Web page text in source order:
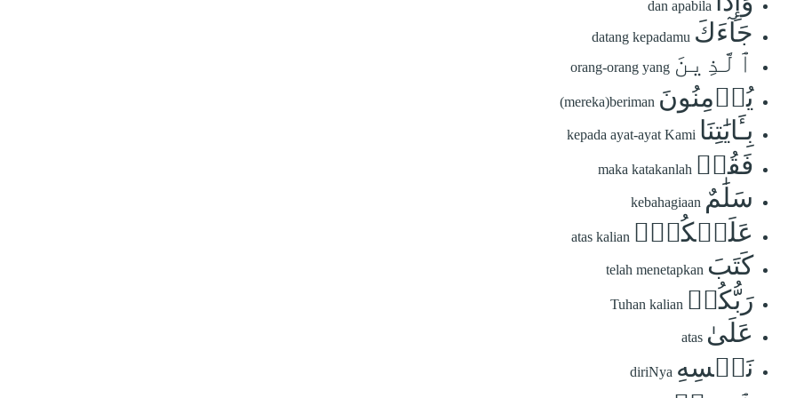
dan apabila
جَآءَكَ datang kepadamu
ٱلَّذِينَ orang-orang yang
يُؤۡمِنُونَ (mereka)beriman
بِـَٔايَٰتِنَا kepada ayat-ayat Kami
فَقُلۡ maka katakanlah
سَلَٰمٌ kebahagiaan
عَلَيۡكُمۡۖ atas kalian
كَتَبَ telah menetapkan
رَبُّكُمۡ Tuhan kalian
عَلَىٰ atas
نَفۡسِهِ diriNya